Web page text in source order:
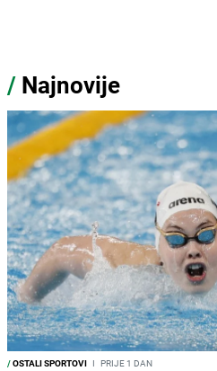
/ Najnovije
/OSTALI SPORTOVI I PRIJE 1 DAN